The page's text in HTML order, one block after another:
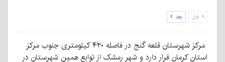
قبل بعد
مرکز شهرستان قلعه گنج در فاصله ۴۲۰ کیلومتری جنوب مرکز
استان کرمان قرار دارد و شهر رمشک از توابع همین شهرستان در